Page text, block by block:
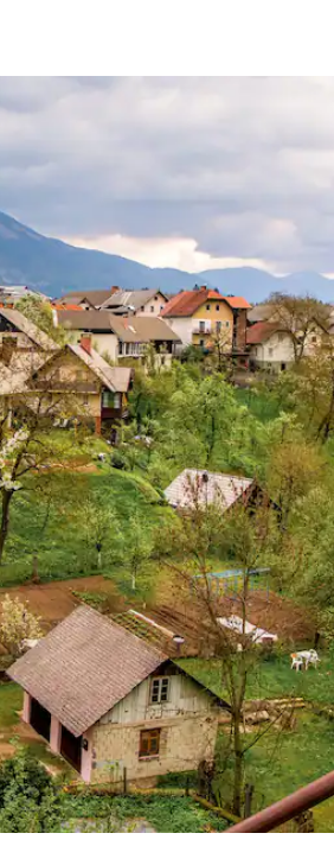
e para baixo do teclado ou tocando